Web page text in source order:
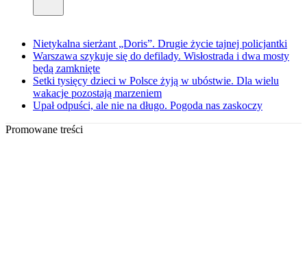
Nietykalna sierżant „Doris”. Drugie życie tajnej policjantki
Warszawa szykuje się do defilady. Wisłostrada i dwa mosty
będą zamknięte
Setki tysięcy dzieci w Polsce żyją w ubóstwie. Dla wielu
wakacje pozostają marzeniem
Upał odpuści, ale nie na długo. Pogoda nas zaskoczy
Promowane treści